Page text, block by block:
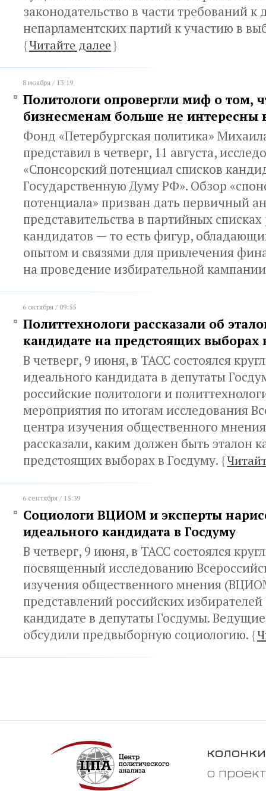
законодательство в части требований к
непарламентских партий к участию в
{Читайте далее}
8 ноября / 13:19
Политологи опровергли миф о том,
бизнесменам больше не интересны
Фонд «Петербургская политика»
представил в четверг, 11 августа,
«Спонсорский потенциал списков
Государственную Думу РФ». Обзор
потенциала» призван дать первичный
представительства в партийных
кандидатов — то есть фигур,
опытом и связями для привлечения
на проведение избирательной
6 октября / 09:55
Политтехнологи рассказали об
кандидате на предстоящих выборах
В четверг, 9 июня, в ТАСС состоялся
идеального кандидата в депутаты
российские политологи и
мероприятия по итогам исследования
центра изучения общественного
рассказали, каким должен быть эталон
предстоящих выборах в Госдуму. {
6 сентября / 15:39
Социологи ВЦИОМ и эксперты
идеального кандидата в Госдуму
В четверг, 9 июня, в ТАСС состоялся
посвященный исследованию
изучения общественного мнения
представлений российских
кандидате в депутаты Госдумы.
обсудили предвыборную социологию. {
колонки
о